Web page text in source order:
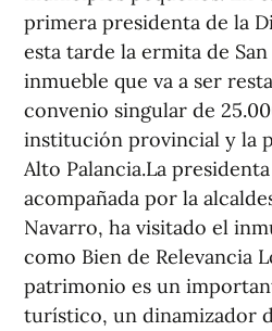
primera presidenta de la
esta tarde la ermita de
inmueble que va a ser
convenio singular de
institución provincial y la
Alto Palancia.La
acompañada por la
Navarro, ha visitado el
como Bien de Relevancia
patrimonio es un
turístico, un dinamizador